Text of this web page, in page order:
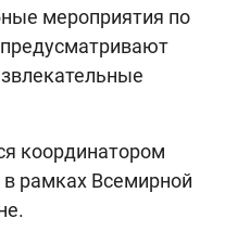
мероприятия по
координатором
рамках Всемирной